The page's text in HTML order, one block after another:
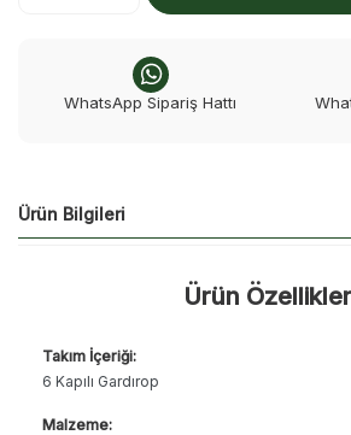
WhatsApp Sipariş Hattı
Ürün Bilgileri
Ürün
Takım İçeriği:
6 Kapılı Gardırop
Malzeme: